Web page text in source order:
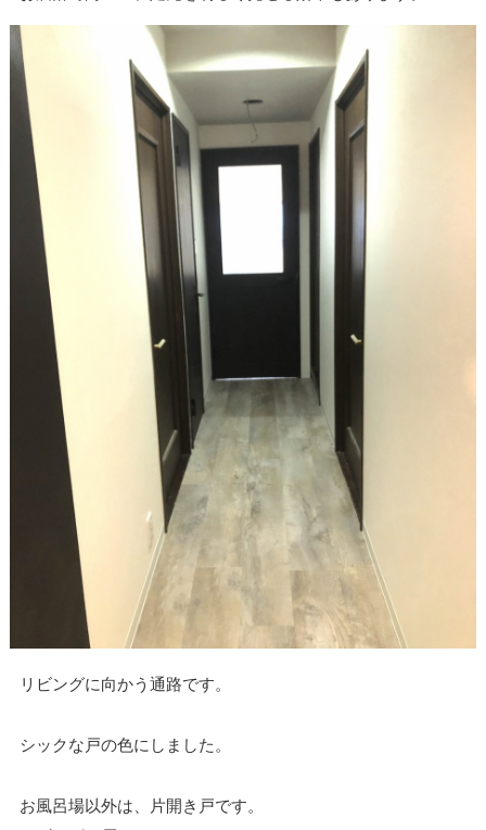
リビングに向かう通路です。
シックな戸の色にしました。
お風呂場以外は、片開き戸です。